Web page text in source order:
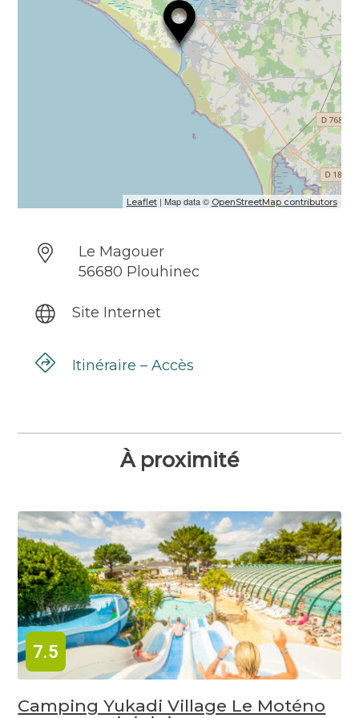
Équipement conseillé : chaussures adaptées
à la marche, vêtements en fonction de la
météo et jumelles si vous en possédez.
Lieu de rendez-vous : Communiqué après
Du passé maritime aux dunes sauvages
Leaflet| Map data © OpenStreetMap contributors
Le Magouer
56680 Plouhinec
Site Internet
Itinéraire – Accès
À proximité
7.5
Camping Yukadi Village Le Moténo